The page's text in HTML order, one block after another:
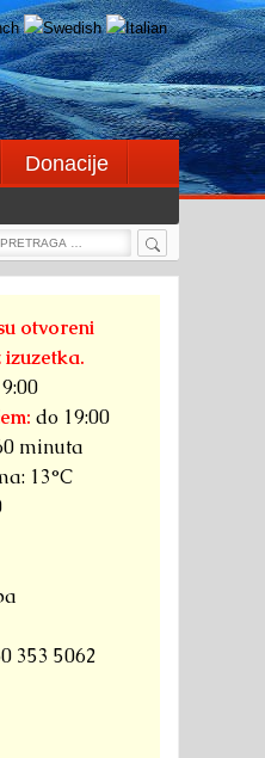
Donacije
Search
otvoreni
do 19:00
minuta
13°C
353 5062